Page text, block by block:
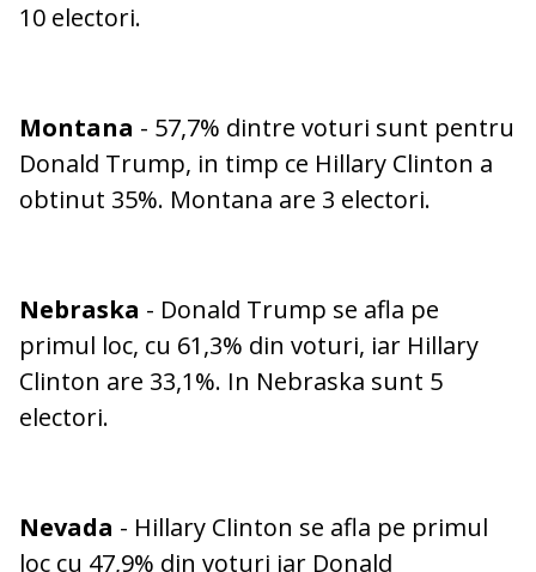
10 electori.
Montana - 57,7% dintre voturi sunt pentru
Donald Trump, in timp ce Hillary Clinton a
obtinut 35%. Montana are 3 electori.
Nebraska - Donald Trump se afla pe
primul loc, cu 61,3% din voturi, iar Hillary
Clinton are 33,1%. In Nebraska sunt 5
electori.
Nevada - Hillary Clinton se afla pe primul
loc cu 47,9% din voturi iar Donald